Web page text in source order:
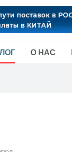
О НАС